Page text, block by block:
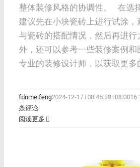
整体装修风格的协调性。 在选
建议先在小块瓷砖上进行试涂，
与瓷砖的搭配情况，然后再进行
外，还可以参考一些装修案例和
专业的装修设计师，以获取更多
fdnmeifeng2024-12-17T08:45:38+08:0016
条评论
阅读更多